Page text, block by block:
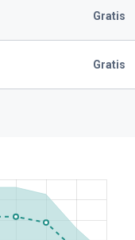
Gratis
Gratis